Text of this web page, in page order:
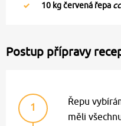
10 kg červená řepa
Postup přípravy
1
Řepu
měli